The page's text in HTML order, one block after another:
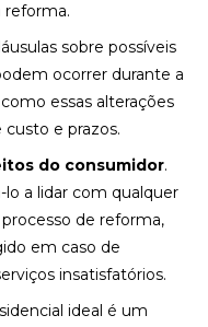
reforma.
sobre possíveis
ocorrer durante a
essas alterações
custo e prazos.
do consumidor.
a lidar com qualquer
de reforma,
em caso de
insatisfatórios.
ideal é um